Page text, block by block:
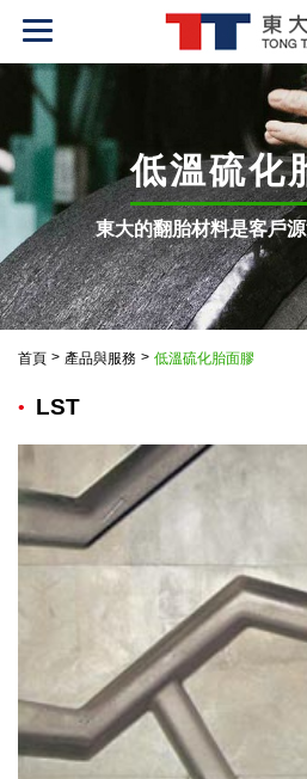
T
o
g
l
e
v
t
i
o
n
低溫硫化
東大的翻胎材料是客戶
首頁 > 產品與服務 > 低溫硫化胎面膠
LST